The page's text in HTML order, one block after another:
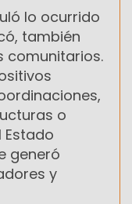
lo ocurrido
también
comunitarios.
o
generó
y